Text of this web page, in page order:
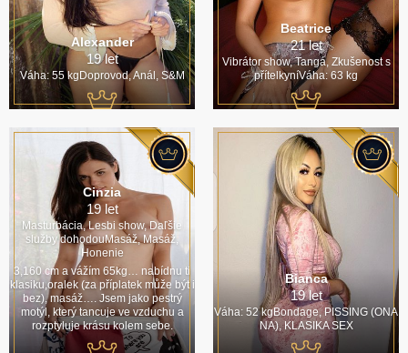
Alexander
19 let
Váha: 55 kgDoprovod, Anál, S&M
Beatrice
21 let
Vibrátor show, Tangá, Zkušenost s
přítelkyníVáha: 63 kg
Cinzia
19 let
Masturbácia, Lesbi show, Daľšie
služby dohodouMasáž, Masáž,
Honenie
3,160 cm a vážím 65kg… nabídnu ti
klasiku,oralek (za příplatek může být i
bez), masáž…. Jsem jako pestrý
motýl, který tancuje ve vzduchu a
rozptyluje krásu kolem sebe.
Bianca
19 let
Váha: 52 kgBondage, PISSING (ONA
NA), KLASIKA SEX